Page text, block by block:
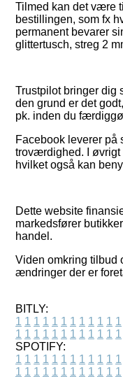
Tilmed kan det være
bestillingen, som fx
permanent bevarer
glittertusch, streg 2
Trustpilot bringer dig
den grund er det
pk. inden du
Facebook leverer på
troværdighed. I øvrigt
hvilket også kan
Dette website
markedsfører
handel.
Viden omkring tilbud
ændringer der er
BITLY:
1 1 1 1 1 1 1 1 1 1 1 1
1 1 1 1 1 1 1 1 1 1 1 1
SPOTIFY:
1 1 1 1 1 1 1 1 1 1 1 1
1 1 1 1 1 1 1 1 1 1 1 1